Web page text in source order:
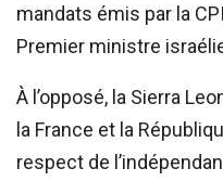
mandats émis par la
Premier ministre
À l’opposé, la Sierra
la France et la
respect de